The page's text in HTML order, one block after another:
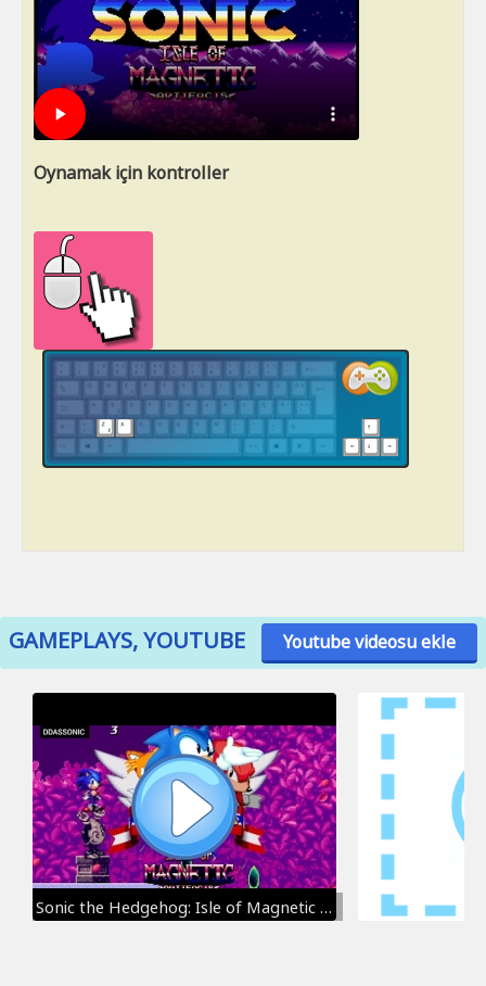
Oynamak için kontroller
GAMEPLAYS, YOUTUBE Youtube videosu ekle
Sonic the Hedgehog: Isle of Magnetic Artifacts (2022) Sonic, Tails & Knuckles | ✪ Sonic Hack